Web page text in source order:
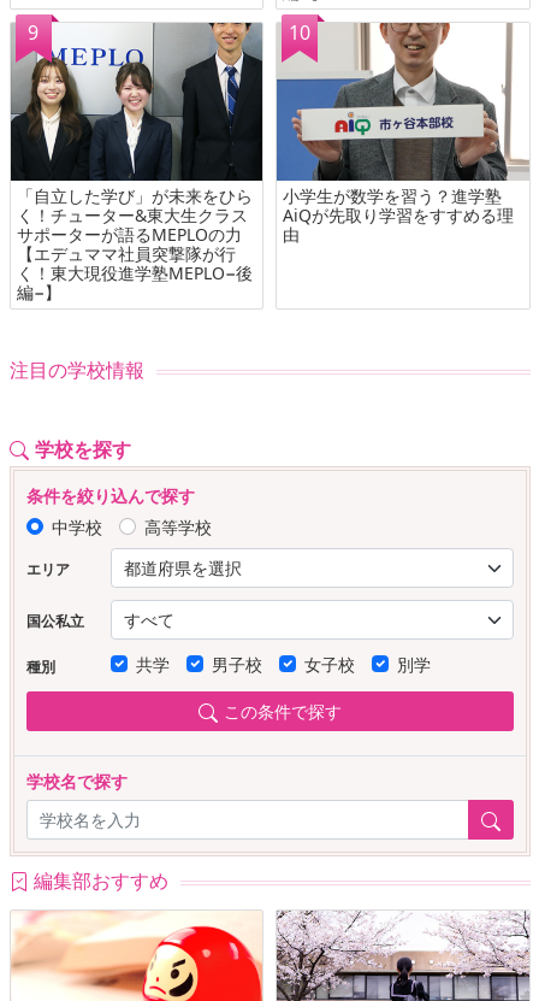
「自立した学び」が未来をひら
く！チューター&東大生クラス
サポーターが語るMEPLOの力
【エデュママ社員突撃隊が行
く！東大現役進学塾MEPLO−後
編−】
小学生が数学を習う？進学塾
AiQが先取り学習をすすめる理
由
注目の学校情報
学校を探す
条件を絞り込んで探す
中学校
高等学校
エリア
国公私立
種別 共学 男子校 女子校 別学
この条件で探す
学校名で探す
編集部おすすめ